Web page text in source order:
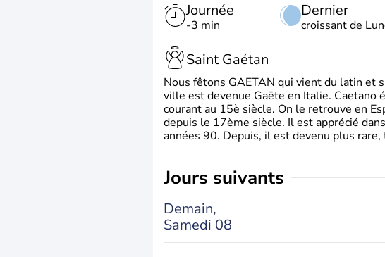
Journée
-3 min
Dernier
croissant de
Saint Gaétan
Nous fêtons GAETAN qui vient du latin et
ville est devenue Gaëte en Italie.
courant au 15è siècle. On le retrouve en
depuis le 17ème siècle. Il est apprécié
années 90. Depuis, il est devenu plus
jours suivants
Demain,
Samedi 08